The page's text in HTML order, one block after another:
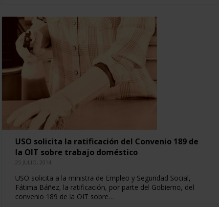
USO solicita la ratificación del Convenio 189 de
la OIT sobre trabajo doméstico
25 JULIO, 2014
USO solicita a la ministra de Empleo y Seguridad Social,
Fátima Báñez, la ratificación, por parte del Gobierno, del
convenio 189 de la OIT sobre…